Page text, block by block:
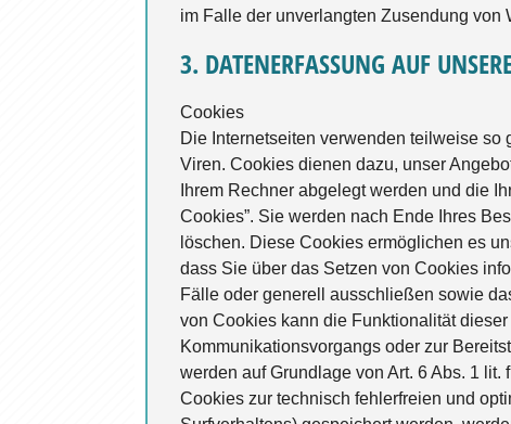
im Falle der unverlangten Zusendung von
3. DATENERFASSUNG AUF
Cookies
Die Internetseiten verwenden teilweise
Viren. Cookies dienen dazu, unser
Ihrem Rechner abgelegt werden und die
Cookies”. Sie werden nach Ende Ihres
löschen. Diese Cookies ermöglichen es
dass Sie über das Setzen von Cookies
Fälle oder generell ausschließen sowie
von Cookies kann die Funktionalität
Kommunikationsvorgangs oder zur
werden auf Grundlage von Art. 6 Abs. 1
Cookies zur technisch fehlerfreien und